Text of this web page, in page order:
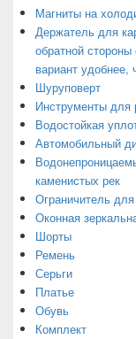
Магниты на
Держатель для
обратной
вариант удобнее,
Шуруповерт
Инструменты для
Водостойкая
Автомобильный
каменистых рек
Ограничитель
Оконная
Шорты
Ремень
Серьги
Платье
Обувь
Комплект